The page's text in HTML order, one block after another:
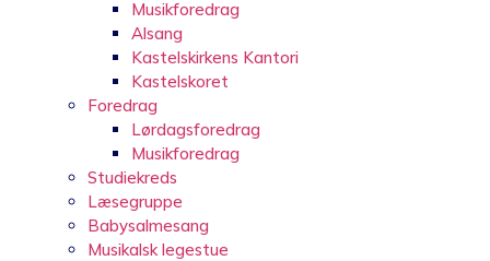
Musikforedrag
Alsang
Kastelskirkens Kantori
Kastelskoret
Foredrag
Lørdagsforedrag
Musikforedrag
Studiekreds
Læsegruppe
Babysalmesang
Musikalsk legestue